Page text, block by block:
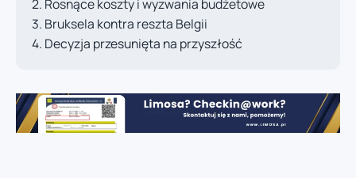
Rosnące koszty i wyzwania budżetowe
Bruksela kontra reszta Belgii
Decyzja przesunięta na przyszłość